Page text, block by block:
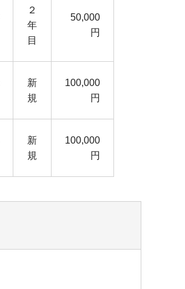
２
年
目
50,000
円
新
規
100,000
円
新
規
100,000
円